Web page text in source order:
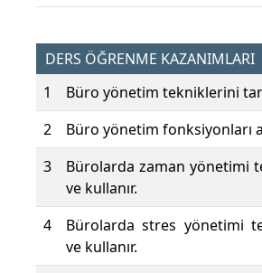
DERS ÖĞRENME KAZANIMLARI
1
Büro yönetim tekniklerini
2
Büro yönetim fonksiyonları
3
Bürolarda zaman yönetimi
ve kullanır.
4
Bürolarda stres yönetimi
ve kullanır.